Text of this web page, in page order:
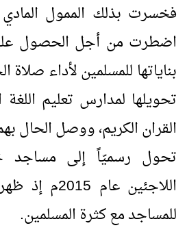
فخسرت بذلك الممول
اضطرت من أجل الحصول
بناياتها للمسلمين لأداء صلاة
تحويلها لمدارس تعليم
القران الكريم، ووصل الحال
تحول رسميّاً إلى
اللاجئين
للمساجد مع كثرة المسلمين.